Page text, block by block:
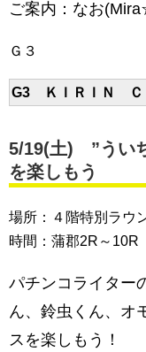
ご案内：なお
Ｇ３
G3 ＫＩＲＩＮ Ｃ
5/19(土) ”うい
を楽しもう
場所：４階特別ラウ
時間：蒲郡2R～10R
パチンコライター
ん、鈴虫くん、オ
スを楽しもう！